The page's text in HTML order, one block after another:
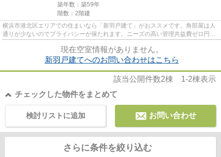
築年数：築59年
階数：2階建
横浜市港北区エリアでの住まいなら「新羽戸建て」がおススメです。角部屋は人
通りが少ないのでプライバシーが保たれます。ニーズの高い管理共益費ゼロ円の
現在空室情報がありません。
新羽戸建てへのお問い合わせはこちら
該当公開件数2棟 1-2棟表示
チェックした物件をまとめて
お問い合わせ
検討リストに追加
さらに条件を絞り込む